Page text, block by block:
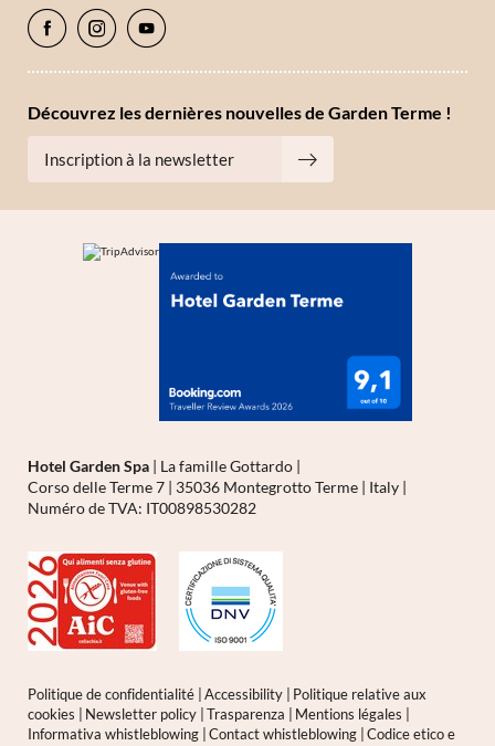
Découvrez les dernières nouvelles de Garden Terme !
Inscription à la newsletter
Hotel Garden Spa | La famille Gottardo |
Corso delle Terme 7 | 35036 Montegrotto Terme | Italy |
Numéro de TVA: IT00898530282
Politique de confidentialité Accessibility
Politique relative aux
cookies
Newsletter policy Trasparenza Mentions légales
Informativa whistleblowing Contact whistleblowing Codice etico e